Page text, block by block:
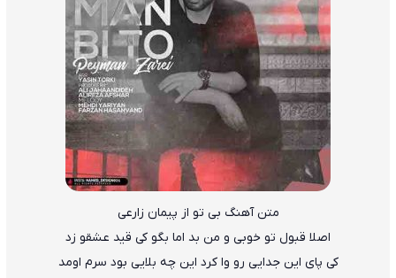
متن آهنگ بی تو از پیمان زارعی
اصلا قبول تو خوبی و من بد اما بگو کی قید عشقو زد
کی پای این جدایی رو وا کرد این چه بلایی بود سرم اومد